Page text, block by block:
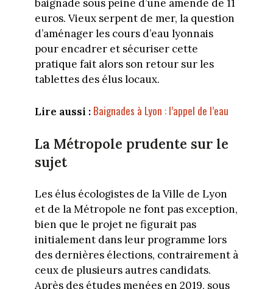
baignade sous peine d’une amende de 11
euros. Vieux serpent de mer, la question
d’aménager les cours d’eau lyonnais
pour encadrer et sécuriser cette
pratique fait alors son retour sur les
tablettes des élus locaux.
Lire aussi : Baignades à Lyon : l’appel de l’eau
La Métropole prudente sur le
sujet
Les élus écologistes de la Ville de Lyon
et de la Métropole ne font pas exception,
bien que le projet ne figurait pas
initialement dans leur programme lors
des dernières élections, contrairement à
ceux de plusieurs autres candidats.
Après des études menées en 2019, sous